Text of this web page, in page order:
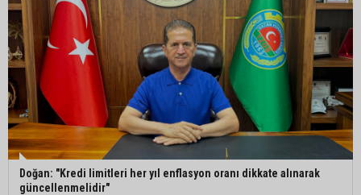
Doğan: "Kredi limitleri her yıl enflasyon oranı dikkate alınarak
güncellenmelidir"